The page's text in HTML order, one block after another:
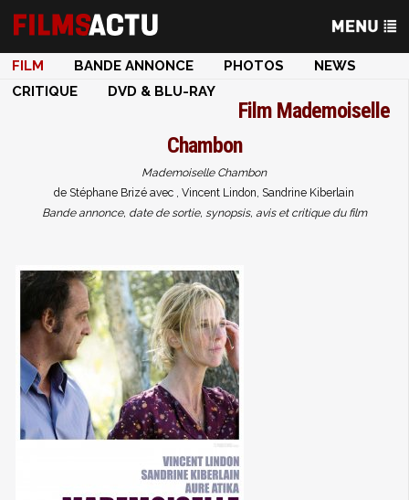
FILM BANDE ANNONCE PHOTOS
NEWS
CRITIQUE
DVD & BLU-RAY
Film Mademoiselle
Chambon
Mademoiselle Chambon
de Stéphane Brizé avec , Vincent Lindon, Sandrine Kiberlain
Bande annonce, date de sortie, synopsis, avis et critique du film